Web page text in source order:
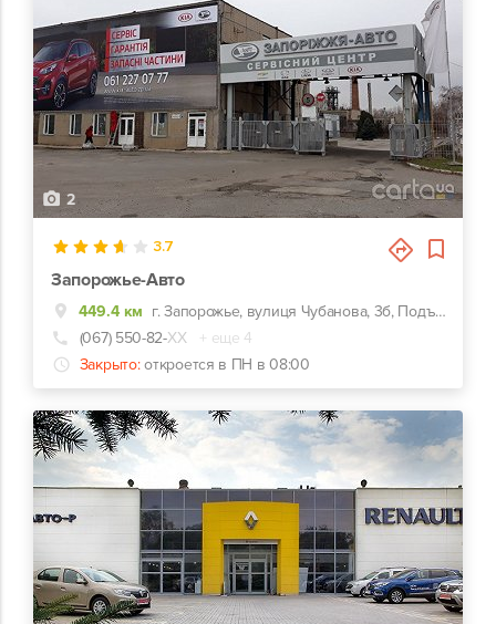
2
3.7
Запорожье-Авто
449.4 км
г. Запорожье, вулиця Чубанова, 3б, Подъезд с Набережной магистрали, напротив ЗАЗа.
(067) 550-82-ХХ
+ еще 4
Закрыто: откроется в ПН в 08:00